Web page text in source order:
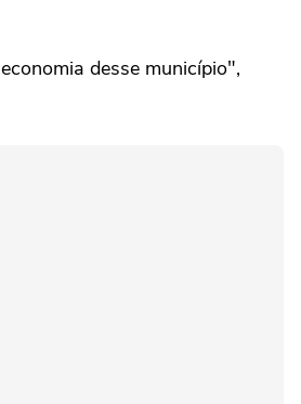
desse município",